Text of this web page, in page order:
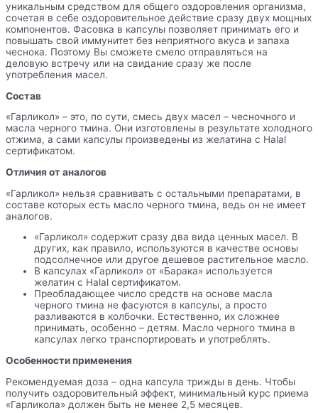
уникальным средством для общего оздоровления организма,
сочетая в себе оздоровительное действие сразу двух мощных
компонентов. Фасовка в капсулы позволяет принимать его и
повышать свой иммунитет без неприятного вкуса и запаха
чеснока. Поэтому Вы сможете смело отправляться на
деловую встречу или на свидание сразу же после
употребления масел.
Состав
«Гарликол» – это, по сути, смесь двух масел – чесночного и
масла черного тмина. Они изготовлены в результате холодного
отжима, а сами капсулы произведены из желатина с Halal
сертификатом.
Отличия от аналогов
«Гарликол» нельзя сравнивать с остальными препаратами, в
составе которых есть масло черного тмина, ведь он не имеет
аналогов.
«Гарликол» содержит сразу два вида ценных масел. В
других, как правило, используются в качестве основы
подсолнечное или другое дешевое растительное масло.
В капсулах «Гарликол» от «Барака» используется
желатин с Halal сертификатом.
Преобладающее число средств на основе масла
черного тмина не фасуются в капсулы, а просто
разливаются в колбочки. Естественно, их сложнее
принимать, особенно – детям. Масло черного тмина в
капсулах легко транспортировать и употреблять.
Особенности применения
Рекомендуемая доза – одна капсула трижды в день. Чтобы
получить оздоровительный эффект, минимальный курс приема
«Гарликола» должен быть не менее 2,5 месяцев.